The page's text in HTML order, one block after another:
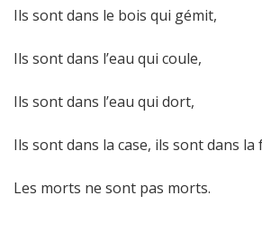
Ils sont dans le bois qui gémit,
Ils sont dans l’eau qui coule,
Ils sont dans l’eau qui dort,
Ils sont dans la case, ils sont dans la
Les morts ne sont pas morts.